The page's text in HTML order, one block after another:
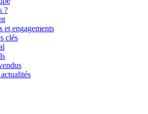
?
et engagements
clés